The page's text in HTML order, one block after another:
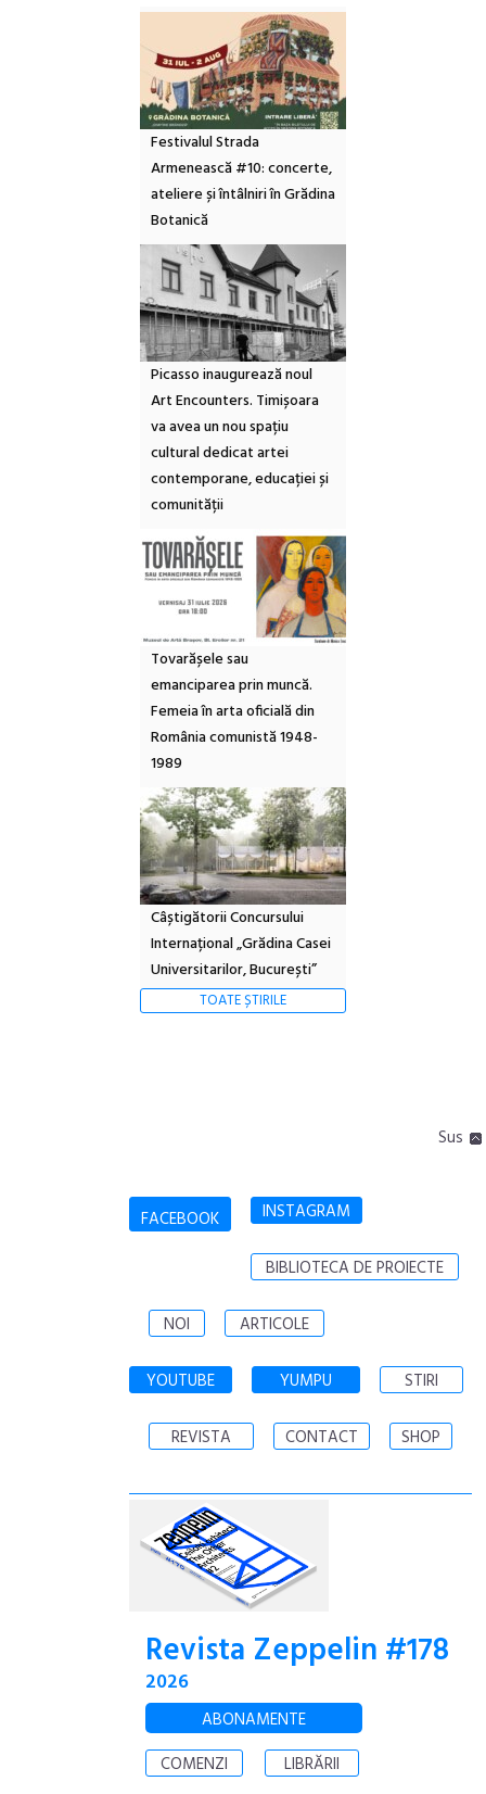
Festivalul Strada
Armenească #10: concerte,
ateliere și întâlniri în Grădina
Botanică
Picasso inaugurează noul
Art Encounters. Timișoara
va avea un nou spațiu
cultural dedicat artei
contemporane, educației și
comunității
Tovarășele sau
emanciparea prin muncă.
Femeia în arta oficială din
România comunistă 1948-
1989
Câștigătorii Concursului
Internațional „Grădina Casei
Universitarilor, București”
TOATE ȘTIRILE
Sus
FACEBOOK INSTAGRAM
BIBLIOTECA DE PROIECTE
NOI ARTICOLE
YOUTUBE YUMPU STIRI
REVISTA CONTACT SHOP
Revista Zeppelin #178
2026
ABONAMENTE
COMENZI
LIBRĂRII